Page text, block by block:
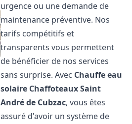
urgence ou une demande de
maintenance préventive. Nos
tarifs compétitifs et
transparents vous permettent
de bénéficier de nos services
sans surprise. Avec Chauffe eau
solaire ChaffoteauxSaint
André de Cubzac, vous êtes
assuré d'avoir un système de